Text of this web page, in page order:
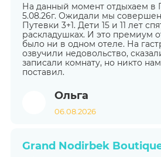
На данный момент отдыхаем в
5.08.26г. Ожидали мы
Путевки 3+1. Дети 15 и 11 лет
раскладушках. И это премиум
было ни в одном отеле. На
озвучили недовольство,
записали комнату, но никто
поставил.
Ольга
06.08.2026
Grand Nodirbek